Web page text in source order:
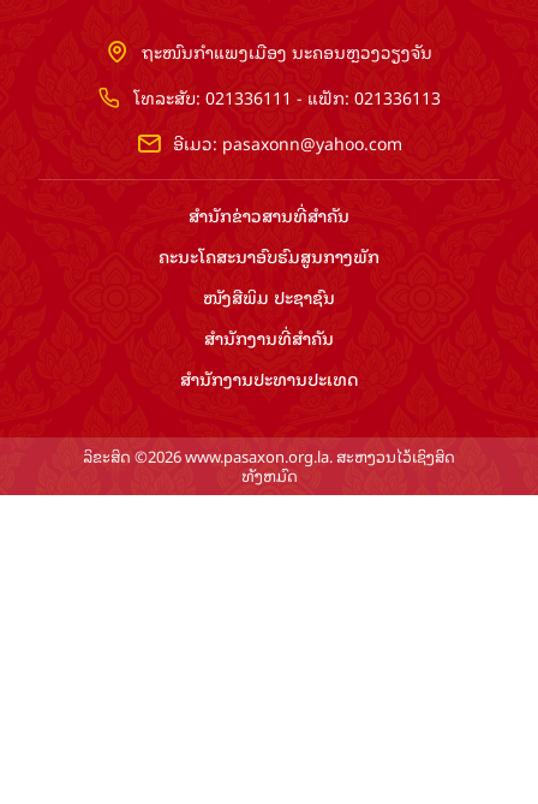
ຖະໜົນກຳແພງເມືອງ ນະຄອນຫຼວງວຽງຈັນ
ໂທລະສັບ: 021336111 - ແຟັກ: 021336113
ອີເມວ: pasaxonn@yahoo.com
ສຳ​ນັກ​ຂ່າວ​ສານ​ທີ່​ສຳ​ຄັນ​
ຄະນະໂຄສະນາອົບຮົມ​ສູນ​ກາງ​ພັກ
ໜັງສືພິມ ປະ​ຊາ​ຊົນ
ສຳ​ນັກ​ງານ​ທີ່​ສຳ​ຄັນ
ສຳ​ນັກ​ງານ​ປະ​ທານ​ປະ​ເທດ
ລິຂະສິດ ©2026 www.pasaxon.org.la. ສະຫງວນໄວ້ເຊິງສິດ
ທັງຫມົດ